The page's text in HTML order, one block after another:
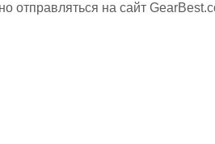
отправляться на сайт